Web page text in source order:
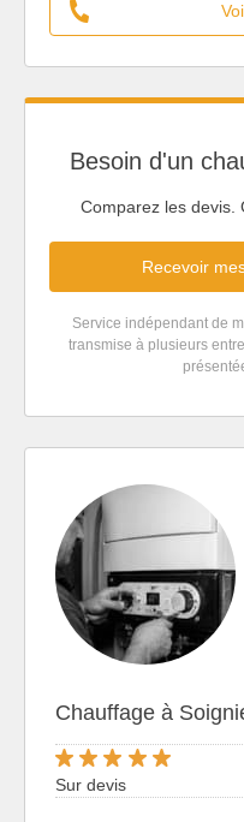
Besoin d'un
Comparez les devis.
Recevoir
Service indépendant de
transmise à plusieurs
Chauffage à
Sur devis